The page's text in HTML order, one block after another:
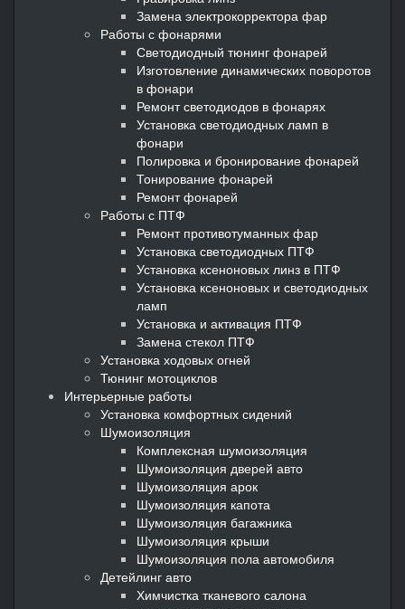
Замена электрокорректора фар
Работы с фонарями
Светодиодный тюнинг фонарей
Изготовление динамических поворотов
в фонари
Ремонт светодиодов в фонарях
Установка светодиодных ламп в
фонари
Полировка и бронирование фонарей
Тонирование фонарей
Ремонт фонарей
Работы с ПТФ
Ремонт противотуманных фар
Установка светодиодных ПТФ
Установка ксеноновых линз в ПТФ
Установка ксеноновых и светодиодных
ламп
Установка и активация ПТФ
Замена стекол ПТФ
Установка ходовых огней
Тюнинг мотоциклов
Интерьерные работы
Установка комфортных сидений
Шумоизоляция
Комплексная шумоизоляция
Шумоизоляция дверей авто
Шумоизоляция арок
Шумоизоляция капота
Шумоизоляция багажника
Шумоизоляция крыши
Шумоизоляция пола автомобиля
Детейлинг авто
Химчистка тканевого салона